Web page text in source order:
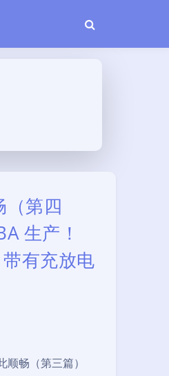
（第四
生产！
有充放电
畅（第三篇）